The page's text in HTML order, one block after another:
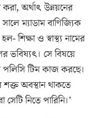
অর্থাৎ উন্নয়নের
ম্যাডাম বাণিজ্যিক
শিক্ষা ও স্বাস্থ্য নামের
ভবিষ্যৎ। সে বিষয়ে
পলিসি টিম কাজ করছে।
শক্ত অবস্থান থাকতে
নিতে পারিনি।’